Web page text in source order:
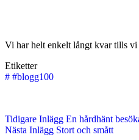
Vi har helt enkelt långt kvar tills
Etiketter
# #blogg100
Tidigare Inlägg En hårdhänt
Nästa Inlägg Stort och smått